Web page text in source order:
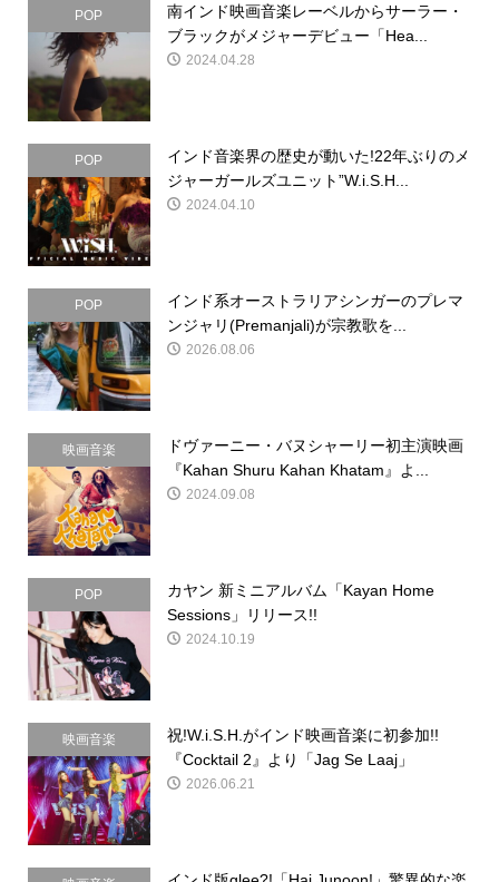
POP
南インド映画音楽レーベルからサーラー・
ブラックがメジャーデビュー「Hea...
2024.04.28
POP
インド音楽界の歴史が動いた!22年ぶりのメ
ジャーガールズユニット”W.i.S.H...
2024.04.10
POP
インド系オーストラリアシンガーのプレマ
ンジャリ(Premanjali)が宗教歌を...
2026.08.06
映画音楽
ドヴァーニー・バヌシャーリー初主演映画
『Kahan Shuru Kahan Khatam』よ...
2024.09.08
POP
カヤン 新ミニアルバム「Kayan Home
Sessions」リリース!!
2024.10.19
映画音楽
祝!W.i.S.H.がインド映画音楽に初参加!!
『Cocktail 2』より「Jag Se Laaj」
2026.06.21